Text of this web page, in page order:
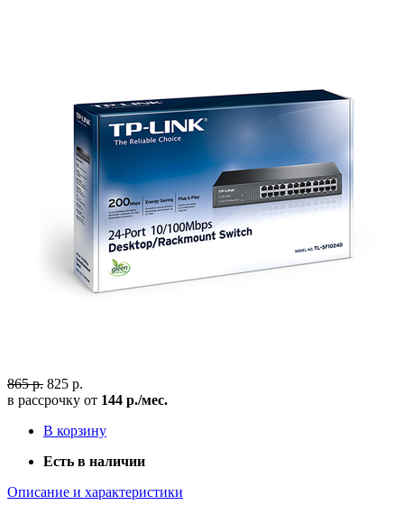
865 р. 825 р.
в рассрочку от 144 р./мес.
В корзину
Есть в наличии
Описание и характеристики